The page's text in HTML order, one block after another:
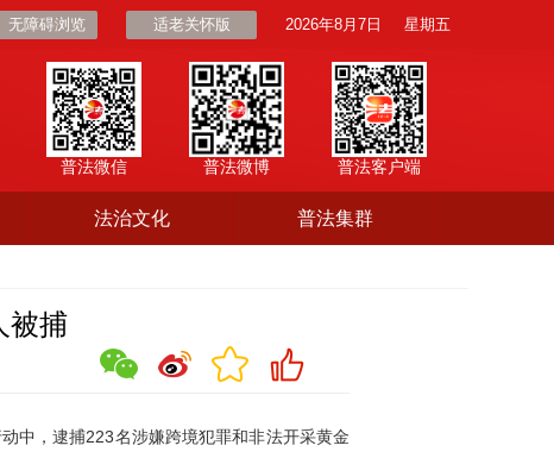
无障碍浏览 适老关怀版 2026年8月7日 星期五
普法客户端
普法微博
普法微信
法治文化 普法集群
被捕
中，逮捕223名涉嫌跨境犯罪和非法开采黄金